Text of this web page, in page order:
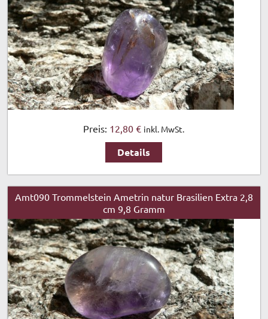
Preis: 12,80 € inkl. MwSt.
Details
Amt090 Trommelstein Ametrin natur Brasilien Extra 2,8
cm 9,8 Gramm